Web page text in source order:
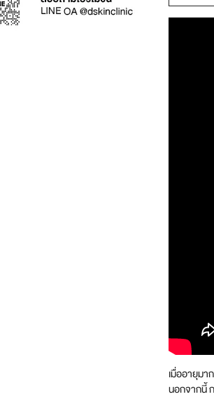
เมื่ออายุม
นอกจากนี้